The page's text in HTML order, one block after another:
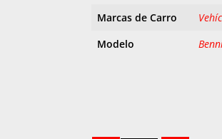
Marcas de Carro
Modelo